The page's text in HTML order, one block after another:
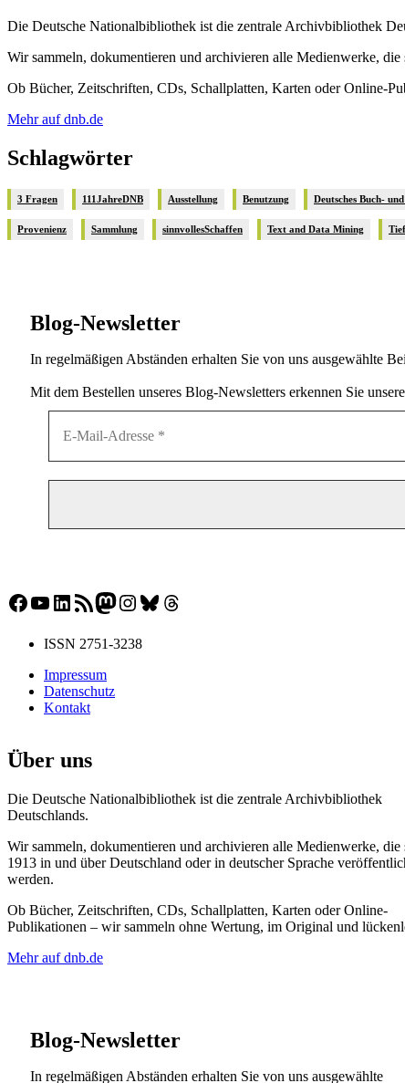
Die Deutsche Nationalbibliothek ist die zentrale Archivbibliothek
Wir sammeln, dokumentieren und archivieren alle Medienwerke,
Ob Bücher, Zeitschriften, CDs, Schallplatten, Karten oder Online-
Mehr auf dnb.de
Schlagwörter
3 Fragen 111JahreDNB Ausstellung Benutzung Deutsches Buch-
Provenienz Sammlung sinnvollesSchaffen Text and Data Mining
Blog-Newsletter
In regelmäßigen Abständen erhalten Sie von uns ausgewählte
Mit dem Bestellen unseres Blog-Newsletters erkennen Sie unsere
Facebook
YouTube
LinkedIn
RSS-FeedMastodon
Instagram
Bluesky
Threads
ISSN 2751-3238
Impressum
Datenschutz
Kontakt
Über uns
Die Deutsche Nationalbibliothek ist die zentrale Archivbibliothek
Deutschlands.
Wir sammeln, dokumentieren und archivieren alle Medienwerke, die
1913 in und über Deutschland oder in deutscher Sprache
werden.
Ob Bücher, Zeitschriften, CDs, Schallplatten, Karten oder Online-
Publikationen – wir sammeln ohne Wertung, im Original und
Mehr auf dnb.de
Blog-Newsletter
In regelmäßigen Abständen erhalten Sie von uns ausgewählte